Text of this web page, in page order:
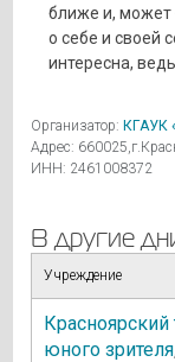
ближе и, может
о себе и своей
интересна,
Организатор: КГАУК
Адрес:
ИНН: 2461008372
В другие
Учреждение
Красноярский
юного зрителя,